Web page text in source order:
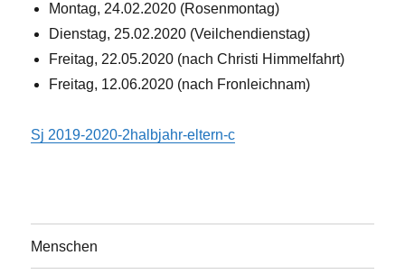
Montag, 24.02.2020 (Rosenmontag)
Dienstag, 25.02.2020 (Veilchendienstag)
Freitag, 22.05.2020 (nach Christi Himmelfahrt)
Freitag, 12.06.2020 (nach Fronleichnam)
Sj 2019-2020-2halbjahr-eltern-c
Menschen